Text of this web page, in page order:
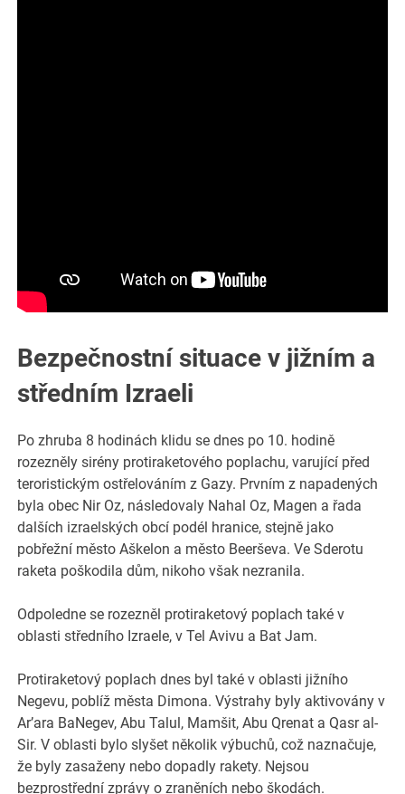
Bezpečnostní situace v jižním a
středním Izraeli
Po zhruba 8 hodinách klidu se dnes po 10. hodině
rozezněly sirény protiraketového poplachu, varující před
teroristickým ostřelováním z Gazy. Prvním z napadených
byla obec Nir Oz, následovaly Nahal Oz, Magen a řada
dalších izraelských obcí podél hranice, stejně jako
pobřežní město Aškelon a město Beerševa. Ve Sderotu
raketa poškodila dům, nikoho však nezranila.
Odpoledne se rozezněl protiraketový poplach také v
oblasti středního Izraele, v Tel Avivu a Bat Jam.
Protiraketový poplach dnes byl také v oblasti jižního
Negevu, poblíž města Dimona. Výstrahy byly aktivovány v
Ar’ara BaNegev, Abu Talul, Mamšit, Abu Qrenat a Qasr al-
Sir. V oblasti bylo slyšet několik výbuchů, což naznačuje,
že byly zasaženy nebo dopadly rakety. Nejsou
bezprostřední zprávy o zraněních nebo škodách.